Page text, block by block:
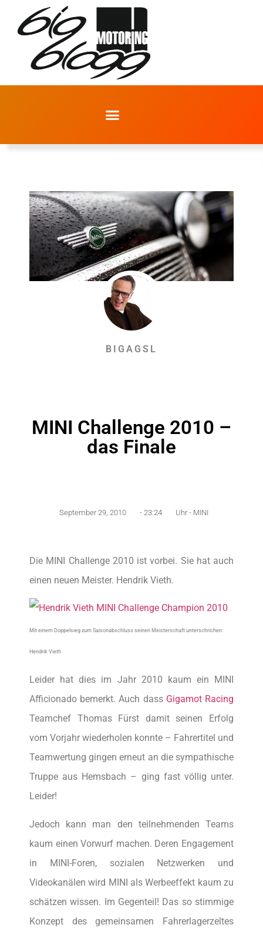
BIGAGSL
MINI Challenge 2010 –
das Finale
September 29, 2010 - 23:24 Uhr - MINI
Die MINI Challenge 2010 ist vorbei. Sie hat auch
einen neuen Meister. Hendrik Vieth.
Mit einem Doppelsieg zum Saisonabschluss seinen Meisterschaft unterschrichen:
Hendrik Vieth
Leider hat dies im Jahr 2010 kaum ein MINI
Afficionado bemerkt. Auch dass Gigamot Racing
Teamchef Thomas Fürst damit seinen Erfolg
vom Vorjahr wiederholen konnte – Fahrertitel und
Teamwertung gingen erneut an die sympathische
Truppe aus Hemsbach – ging fast völlig unter.
Leider!
Jedoch kann man den teilnehmenden Teams
kaum einen Vorwurf machen. Deren Engagement
in MINI-Foren, sozialen Netzwerken und
Videokanälen wird MINI als Werbeeffekt kaum zu
schätzen wissen. Im Gegenteil! Das so stimmige
Konzept des gemeinsamen Fahrerlagerzeltes